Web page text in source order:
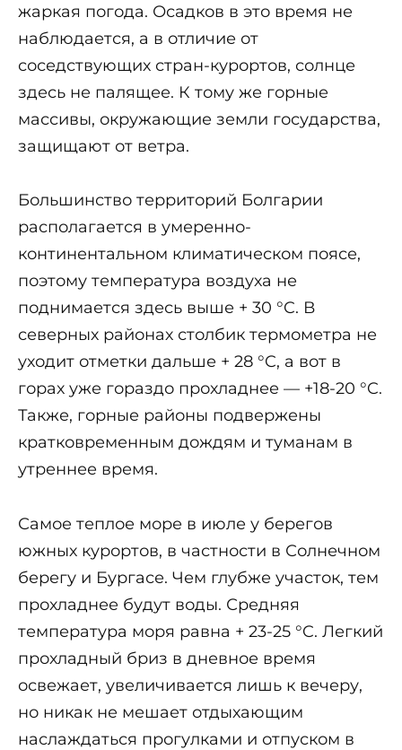
жаркая погода. Осадков в это время не
наблюдается, а в отличие от
соседствующих стран-курортов, солнце
здесь не палящее. К тому же горные
массивы, окружающие земли государства,
защищают от ветра.
Большинство территорий Болгарии
располагается в умеренно-
континентальном климатическом поясе,
поэтому температура воздуха не
поднимается здесь выше + 30 °C. В
северных районах столбик термометра не
уходит отметки дальше + 28 °C, а вот в
горах уже гораздо прохладнее — +18-20 °C.
Также, горные районы подвержены
кратковременным дождям и туманам в
утреннее время.
Самое теплое море в июле у берегов
южных курортов, в частности в Солнечном
берегу и Бургасе. Чем глубже участок, тем
прохладнее будут воды. Средняя
температура моря равна + 23-25 °C. Легкий
прохладный бриз в дневное время
освежает, увеличивается лишь к вечеру,
но никак не мешает отдыхающим
наслаждаться прогулками и отпуском в